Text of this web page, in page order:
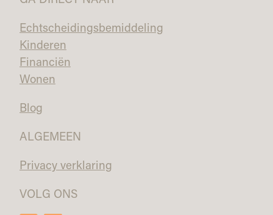
Echtscheidingsbemiddeling
Kinderen
Financiën
Wonen
Blog
ALGEMEEN
Privacy verklaring
VOLG ONS